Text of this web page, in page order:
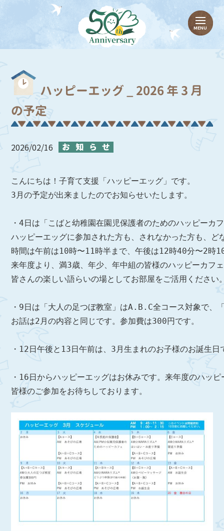
ハッピーエッグ _ 2026 年 3 月
の予定
2026/02/16
こんにちは！子育て支援「ハッピーエッグ」です。
3月の予定が出来ましたのでお知らせいたします。
・4日は「こばと幼稚園在園児保護者のためのハッピー
ハッピーエッグに参加された方も、されなかった方も、
時間は午前は10時〜11時半まで、午後は12時40分〜2時
来年度より、満3歳、年少、年中組の皆様のハッピーカフ
皆さんの楽しい語らいの場としてお部屋をご活用ください
・9日は「大人の足つぼ教室」はA.B.C全コース対象で、
お話は2月の内容と同じです。参加費は300円です。
・12日午後と13日午前は、3月生まれのお子様のお誕生
・16日からハッピーエッグはお休みです。来年度のハッ